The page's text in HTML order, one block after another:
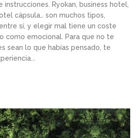
instrucciones. Ryokan, business hotel,
cápsula… son muchos tipos,
sí, y elegir mal tiene un coste
como emocional. Para que no te
sean lo que habías pensado, te